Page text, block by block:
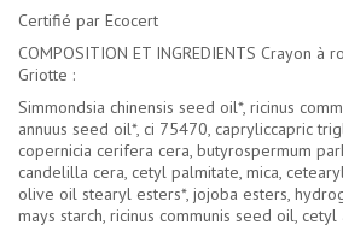
Certifié par Ecocert
COMPOSITION ET INGREDIENTS Crayon à
Griotte :
Simmondsia chinensis seed oil*, ricinus
annuus seed oil*, ci 75470, capryliccapric
copernicia cerifera cera, butyrospermum
candelilla cera, cetyl palmitate, mica,
olive oil stearyl esters*, jojoba esters,
mays starch, ricinus communis seed oil,